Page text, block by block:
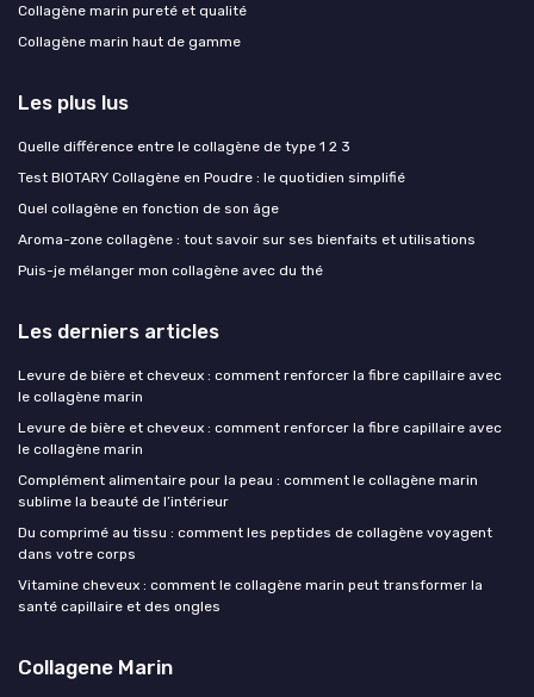
Collagène marin pureté et qualité
Collagène marin haut de gamme
Les plus lus
Quelle différence entre le collagène de type 1 2 3
Test BIOTARY Collagène en Poudre : le quotidien simplifié
Quel collagène en fonction de son âge
Aroma-zone collagène : tout savoir sur ses bienfaits et utilisations
Puis-je mélanger mon collagène avec du thé
Les derniers articles
Levure de bière et cheveux : comment renforcer la fibre capillaire avec
le collagène marin
Levure de bière et cheveux : comment renforcer la fibre capillaire avec
le collagène marin
Complément alimentaire pour la peau : comment le collagène marin
sublime la beauté de l’intérieur
Du comprimé au tissu : comment les peptides de collagène voyagent
dans votre corps
Vitamine cheveux : comment le collagène marin peut transformer la
santé capillaire et des ongles
Collagene Marin